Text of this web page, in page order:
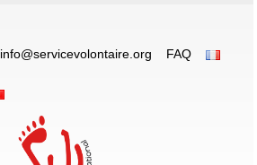
info@servicevolontaire.org FAQ